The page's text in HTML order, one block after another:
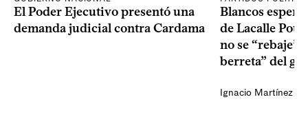
El Poder Ejecutivo presentó una
demanda judicial contra Cardama
Blancos
de Lacalle Pou
no se “rebaje”
berreta” del
Ignacio Martínez